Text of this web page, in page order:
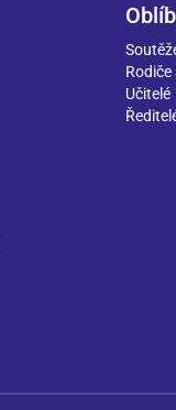
Rodiče
Učitelé